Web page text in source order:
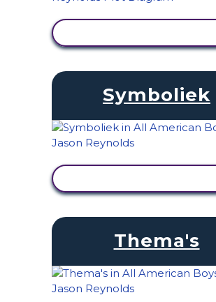
Symboliek
Thema's